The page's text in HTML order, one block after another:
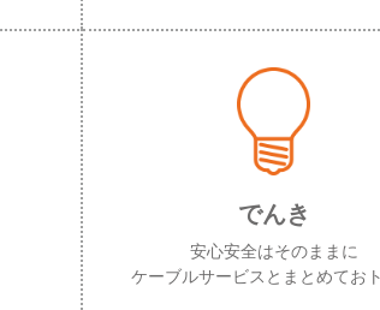
でんき
安心安全はそのままに
ケーブルサービスとまとめてお